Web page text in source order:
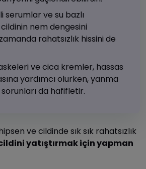
serumlar ve su bazlı
nem dengesini
rahatsızlık hissini de
ve cica kremler, hassas
yardımcı olurken, yanma
da hafifletir.
ve cildinde sık sık rahatsızlık
yatıştırmak için yapman